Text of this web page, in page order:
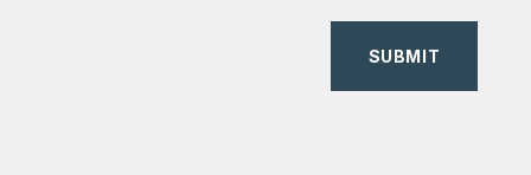
SUBMIT